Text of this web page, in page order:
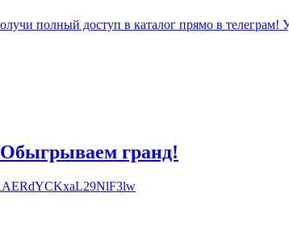
полный доступ в каталог прямо в
гранд!